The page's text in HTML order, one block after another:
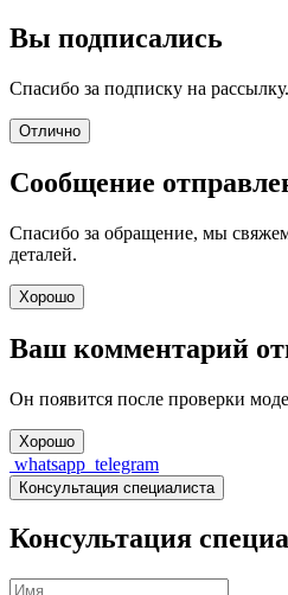
Вы подписались
Спасибо за подписку на рассылку.
Отлично
Сообщение
Спасибо за обращение, мы
деталей.
Хорошо
Ваш комментарий
Он появится после проверки
Хорошо
whatsapp telegram
Консультация специалиста
Консультация